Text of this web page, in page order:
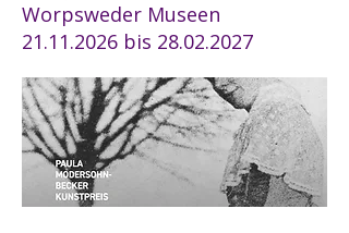
Worpsweder Museen
21.11.2026 bis 28.02.2027